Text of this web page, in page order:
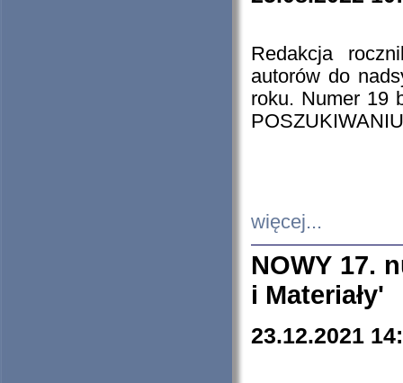
Redakcja
autorów do
roku. Numer 19
więcej...
NOWY 17.
i Materiały'
23.12.2021